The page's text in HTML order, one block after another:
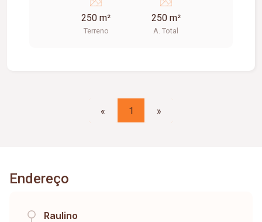
mais distante da Rodovia do bairro (não pega
ruídos da rodovia), Lado da sombra.
250 m²
Terreno
250 m²
A. Total
« 1 »
Endereço
Raulino